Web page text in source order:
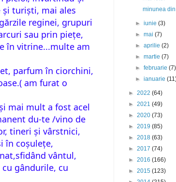
și turiști, mai ales
reginei, grupuri
sau prin piețe,
în vitrine...multe am
parfum în ciorchini,
am furat o
mai mult a fost acel
du-te /vino de
tineri și vârstnici,
în coșulețe,
vântul,
gândurile, cu
minunea
►iunie(3)
►mai(7)
►aprilie(2)
►martie(7)
►februarie(7)
►ianuarie
► 2022 (64)
► 2021 (49)
► 2020 (73)
► 2019 (85)
► 2018 (63)
► 2017 (74)
► 2016 (166)
► 2015 (123)